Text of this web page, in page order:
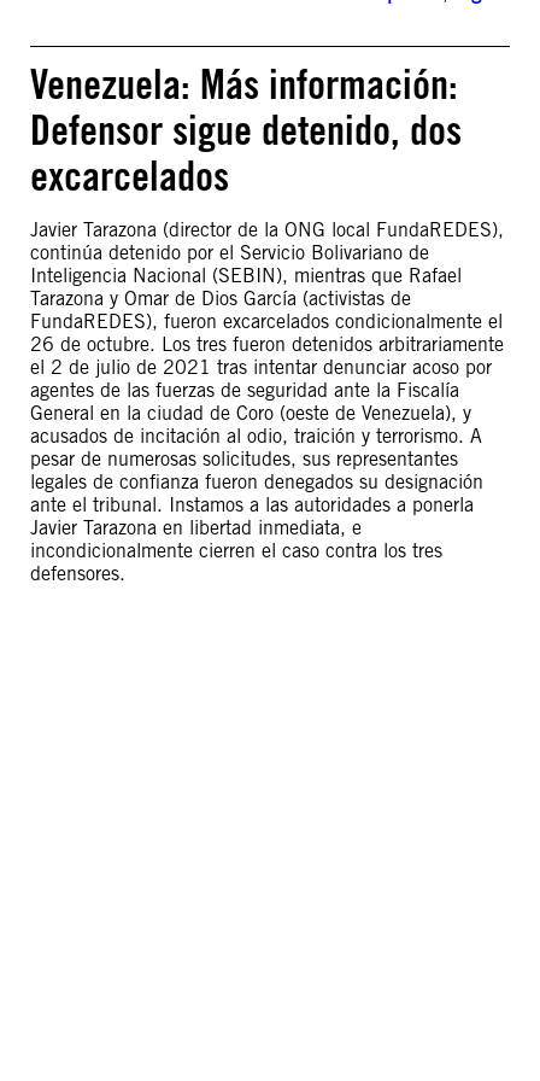
Venezuela: Más información:
Defensor sigue detenido, dos
excarcelados
Javier Tarazona (director de la ONG local FundaREDES),
continúa detenido por el Servicio Bolivariano de
Inteligencia Nacional (SEBIN), mientras que Rafael
Tarazona y Omar de Dios García (activistas de
FundaREDES), fueron excarcelados condicionalmente el
26 de octubre. Los tres fueron detenidos arbitrariamente
el 2 de julio de 2021 tras intentar denunciar acoso por
agentes de las fuerzas de seguridad ante la Fiscalía
General en la ciudad de Coro (oeste de Venezuela), y
acusados de incitación al odio, traición y terrorismo. A
pesar de numerosas solicitudes, sus representantes
legales de confianza fueron denegados su designación
ante el tribunal. Instamos a las autoridades a ponerla
Javier Tarazona en libertad inmediata, e
incondicionalmente cierren el caso contra los tres
defensores.